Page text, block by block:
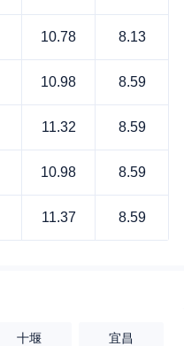
10.78 8.13
10.98 8.59
11.32 8.59
10.98 8.59
11.37 8.59
十堰 宜昌